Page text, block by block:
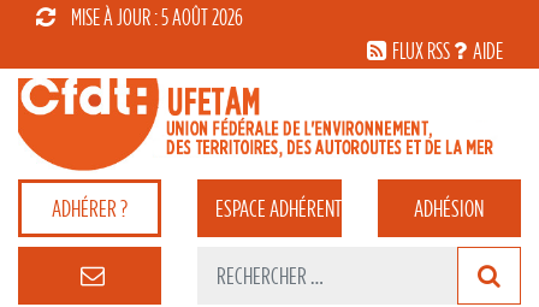
MISE À JOUR : 5 AOÛT 2026
FLUX RSS
AIDE
ADHÉRER ? ESPACEADHÉRENT ADHÉSION